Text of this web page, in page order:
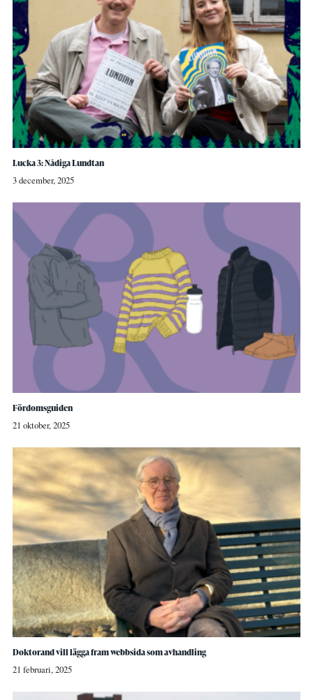
Lucka 3: Nådiga Lundtan
3 december, 2025
Fördomsguiden
21 oktober, 2025
Doktorand vill lägga fram webbsida som avhandling
21 februari, 2025